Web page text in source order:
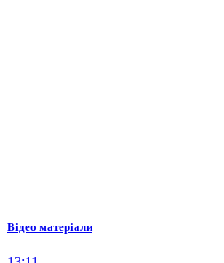
Відео матеріали